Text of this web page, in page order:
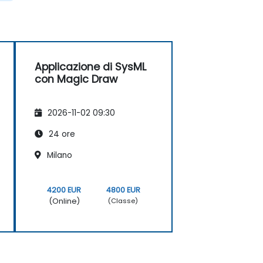
Applicazione di SysML
con Magic Draw
2026-11-02 09:30
24 ore
Milano
4200 EUR
(Online)
4800 EUR
(Classe)